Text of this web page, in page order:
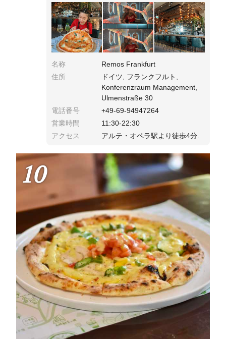
ればインスタ映え間違いなしです！
名称
Remos Frankfurt
住所
ドイツ, フランクフルト,
Konferenzraum Management,
Ulmenstraße 30
電話番号
+49-69-94947264
営業時間
11:30-22:30
アクセス
アルテ・オペラ駅より徒歩4分.
10